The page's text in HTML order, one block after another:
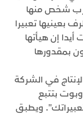
شخص منها
بعينيها تعبيرا
إن هيأتها
بمقدورها
في الشركة
بتتبع
ويطبق